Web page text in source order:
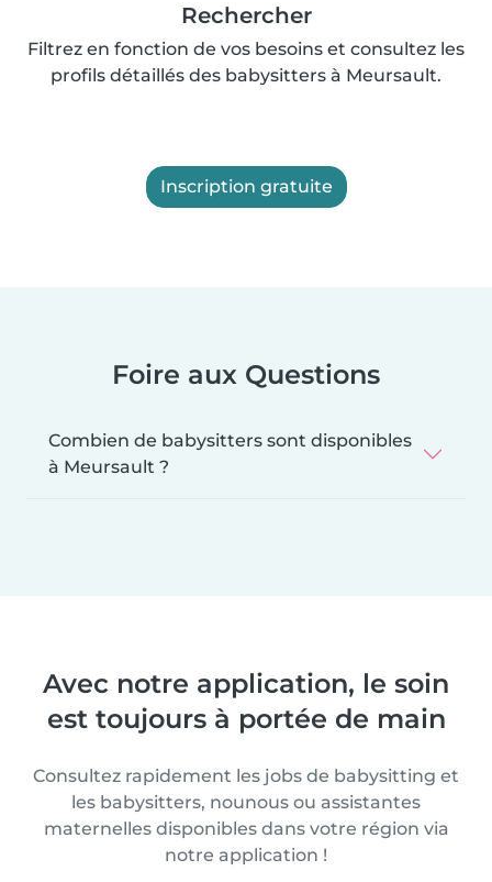
Rechercher
Filtrez en fonction de vos besoins et consultez les
profils détaillés des babysitters à Meursault.
Inscription gratuite
Foire aux Questions
Combien de babysitters sont disponibles
à Meursault ?
Avec notre application, le soin
est toujours à portée de main
Consultez rapidement les jobs de babysitting et
les babysitters, nounous ou assistantes
maternelles disponibles dans votre région via
notre application !